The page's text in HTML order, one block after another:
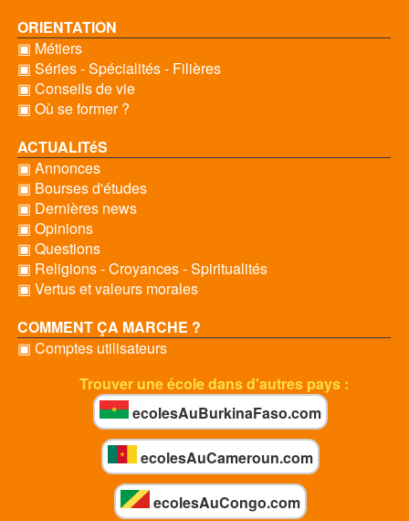
ORIENTATION
▣ Métiers
▣ Séries - Spécialités - Filières
▣ Conseils de vie
▣ Où se former ?
ACTUALITéS
▣ Annonces
▣ Bourses d'études
▣ Dernières news
▣ Opinions
▣ Questions
▣ Religions - Croyances - Spiritualités
▣ Vertus et valeurs morales
COMMENT ÇA MARCHE ?
▣ Comptes utilisateurs
Trouver une école dans d'autres pays :
ecolesAuBurkinaFaso.com
ecolesAuCameroun.com
ecolesAuCongo.com